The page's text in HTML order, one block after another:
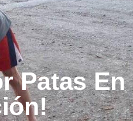
Patas En